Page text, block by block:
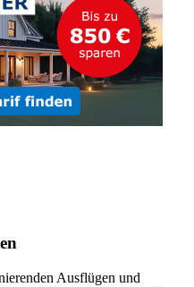
Ausflügen und